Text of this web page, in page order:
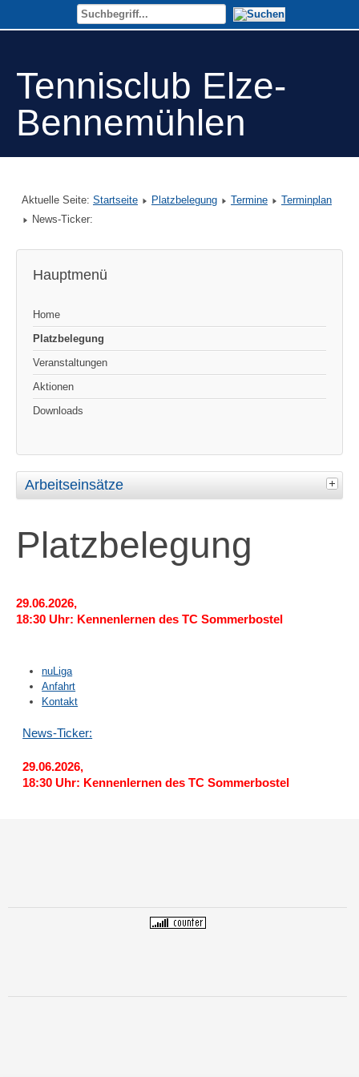
Tennisclub Elze-
Bennemühlen
Aktuelle Seite: Startseite Platzbelegung Termine
Terminplan
News-Ticker:
Hauptmenü
Home
Platzbelegung
Veranstaltungen
Aktionen
Downloads
Arbeitseinsätze
Platzbelegung
29.06.2026,
18:30 Uhr: Kennenlernen des TC Sommerbostel
nuLiga
Anfahrt
Kontakt
News-Ticker:
29.06.2026,
18:30 Uhr: Kennenlernen des TC Sommerbostel